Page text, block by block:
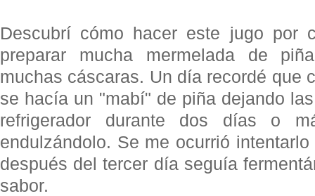
Descubrí cómo hacer este jugo por
preparar mucha mermelada de
muchas cáscaras. Un día recordé que
se hacía un "mabí" de piña dejando
refrigerador durante dos días o
endulzándolo. Se me ocurrió
después del tercer día seguía
sabor.